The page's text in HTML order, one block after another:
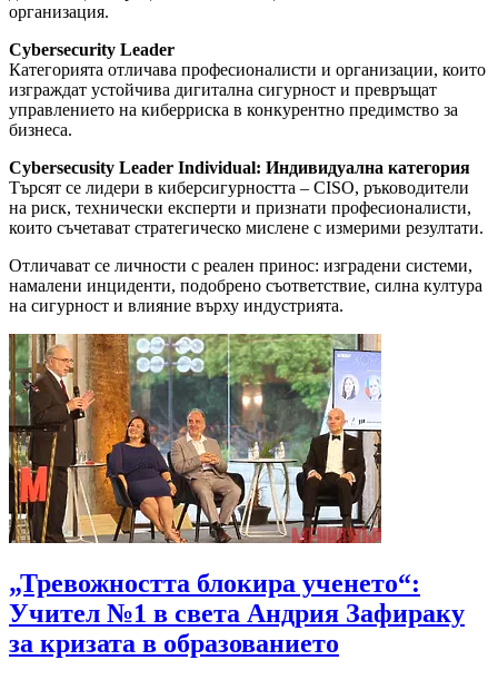
организация.
Cybersecurity Leader
Категорията отличава професионалисти и организации, които
изграждат устойчива дигитална сигурност и превръщат
управлението на киберриска в конкурентно предимство за
бизнеса.
Cybersecusity Leader Individual: Индивидуална категория
Търсят се лидери в киберсигурността – CISO, ръководители
на риск, технически експерти и признати професионалисти,
които съчетават стратегическо мислене с измерими резултати.
Отличават се личности с реален принос: изградени системи,
намалени инциденти, подобрено съответствие, силна култура
на сигурност и влияние върху индустрията.
„Тревожността блокира ученето“:
Учител №1 в света Андрия Зафираку
за кризата в образованието